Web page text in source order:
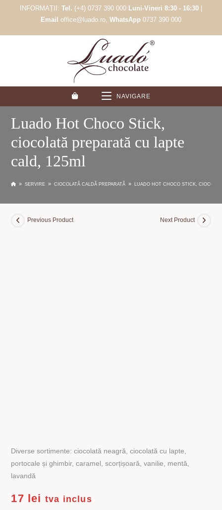
INFORMAȚII: Tel. (+4) 0737 390 000 Luni-Vineri 8:30 - 16:30
Email office@luado.ro, WhatsApp 0737 390 000
NAVIGARE
Luado Hot Choco Stick,
ciocolată preparată cu lapte
cald, 125ml
» SERVIRE » CIOCOLATĂ CALDĂ PREPARATĂ » LUADO HOT CHOCO STICK,
Previous Product Next Product
Diverse sortimente: ciocolată neagră, ciocolată cu lapte,
portocale și ghimbir, caramel, scorțișoară, vanilie, mentă,
lavandă
17 lei tva inclus